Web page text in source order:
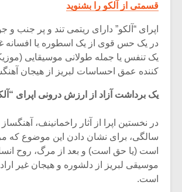
قسمتی از آلکو را بشنوید
اپرای “آلکو” دارای ریتمی تند و پر
در یک حس قوی از یک اسطوره یا
یک تنفس یا جمله طولانی موسیقایی
کننده عمق احساسات لبریز از هیجان
یک برداشت آزاد از ارزش درونی اپرای
سالگی، برای نشان دادن این موضوع که
است (یا حق است) و بعد از مرگ، روح
موسیقی لبریز از دلشوره و هیجان غیر
است.